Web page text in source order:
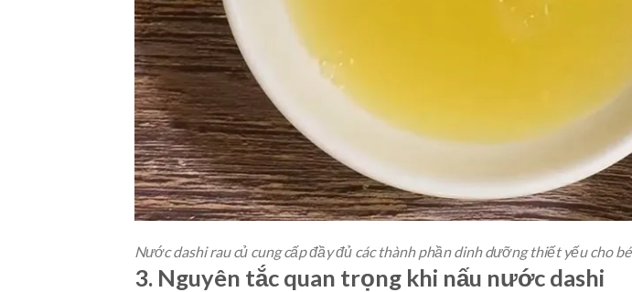
Nước dashi rau củ cung cấp đầy đủ các thành phần dinh dưỡng thiết yếu cho bé
3. Nguyên tắc quan trọng khi nấu nước dashi